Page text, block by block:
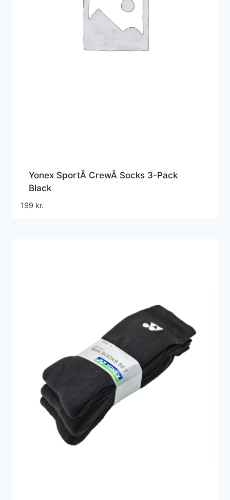
Yonex SportÂ CrewÂ Socks 3-Pack
Black
199 kr.